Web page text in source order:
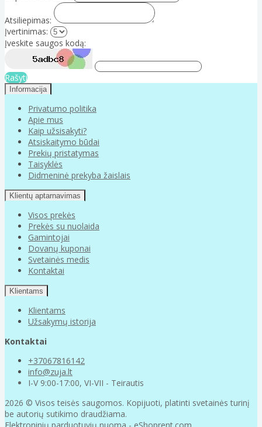
Atsiliepimas:
Įvertinimas:
Įveskite saugos kodą:
Rašyti
Informacija
Privatumo politika
Apie mus
Kaip užsisakyti?
Atsiskaitymo būdai
Prekių pristatymas
Taisyklės
Didmeninė prekyba žaislais
Klientų aptarnavimas
Visos prekės
Prekės su nuolaida
Gamintojai
Dovanų kuponai
Svetainės medis
Kontaktai
Klientams
Klientams
Užsakymų istorija
Kontaktai
+37067816142
info@zuja.lt
I-V 9:00-17:00, VI-VII - Teirautis
2026 © Visos teisės saugomos. Kopijuoti, platinti svetainės turinį
be autorių sutikimo draudžiama.